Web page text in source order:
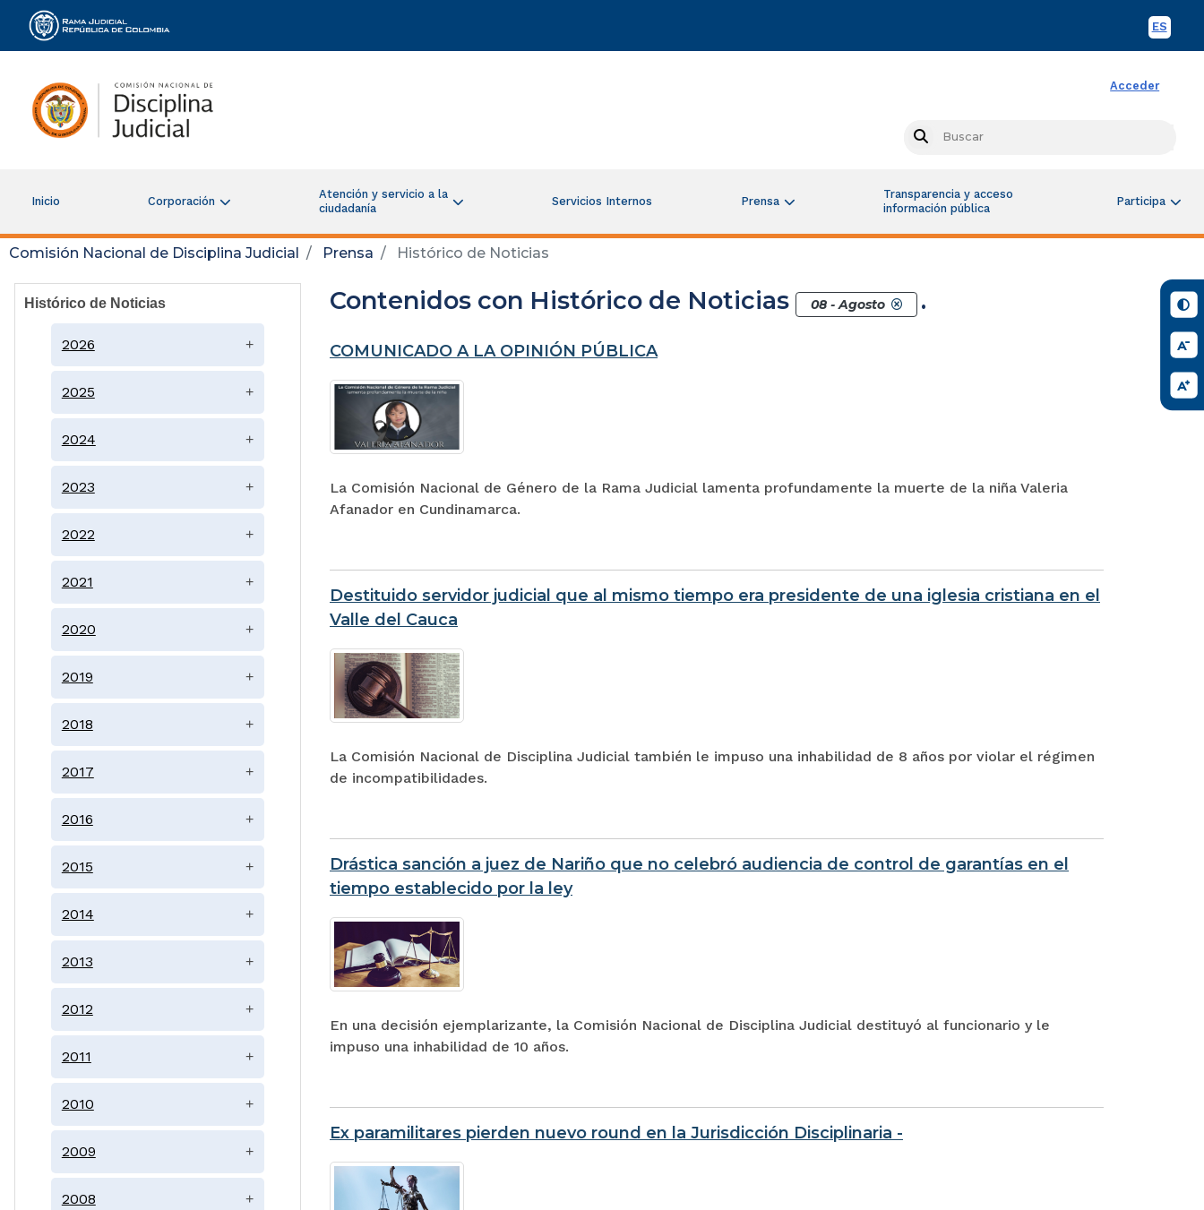
ES
Rama Judicial
Acceder
Inicio Corporación
Atención y servicio a la
ciudadanía
Servicios Internos Prensa
Transparencia y acceso
información pública
Participa
Comisión Nacional de Disciplina Judicial Prensa Histórico de Noticias
Histórico de Noticias
2026 +
2025 +
2024 +
2023 +
2022 +
2021 +
2020 +
2019 +
2018 +
2017 +
2016 +
2015 +
2014 +
2013 +
2012 +
2011 +
2010 +
2009 +
2008 +
Contenidos con Histórico de Noticias 08 - Agosto .
COMUNICADO A LA OPINIÓN PÚBLICA
La Comisión Nacional de Género de la Rama Judicial lamenta profundamente la muerte de la niña Valeria
Afanador en Cundinamarca.
Destituido servidor judicial que al mismo tiempo era presidente de una iglesia cristiana en el
Valle del Cauca
La Comisión Nacional de Disciplina Judicial también le impuso una inhabilidad de 8 años por violar el régimen
de incompatibilidades.
Drástica sanción a juez de Nariño que no celebró audiencia de control de garantías en el
tiempo establecido por la ley
En una decisión ejemplarizante, la Comisión Nacional de Disciplina Judicial destituyó al funcionario y le
impuso una inhabilidad de 10 años.
Ex paramilitares pierden nuevo round en la Jurisdicción Disciplinaria -